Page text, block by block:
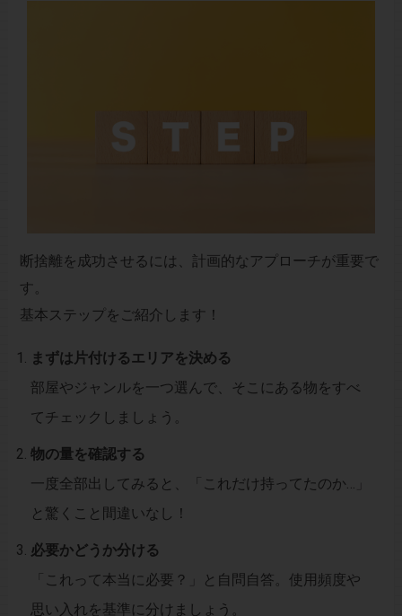
断捨離を成功させるには、計画的なアプローチが重要で
す。
基本ステップをご紹介します！
まずは片付けるエリアを決める
部屋やジャンルを一つ選んで、そこにある物をすべ
てチェックしましょう。
物の量を確認する
一度全部出してみると、「これだけ持ってたのか…」
と驚くこと間違いなし！
必要かどうか分ける
「これって本当に必要？」と自問自答。使用頻度や
思い入れを基準に分けましょう。